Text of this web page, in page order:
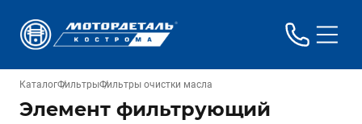
КаталогФильтрыФильтры очистки масла
Элемент фильтрующий